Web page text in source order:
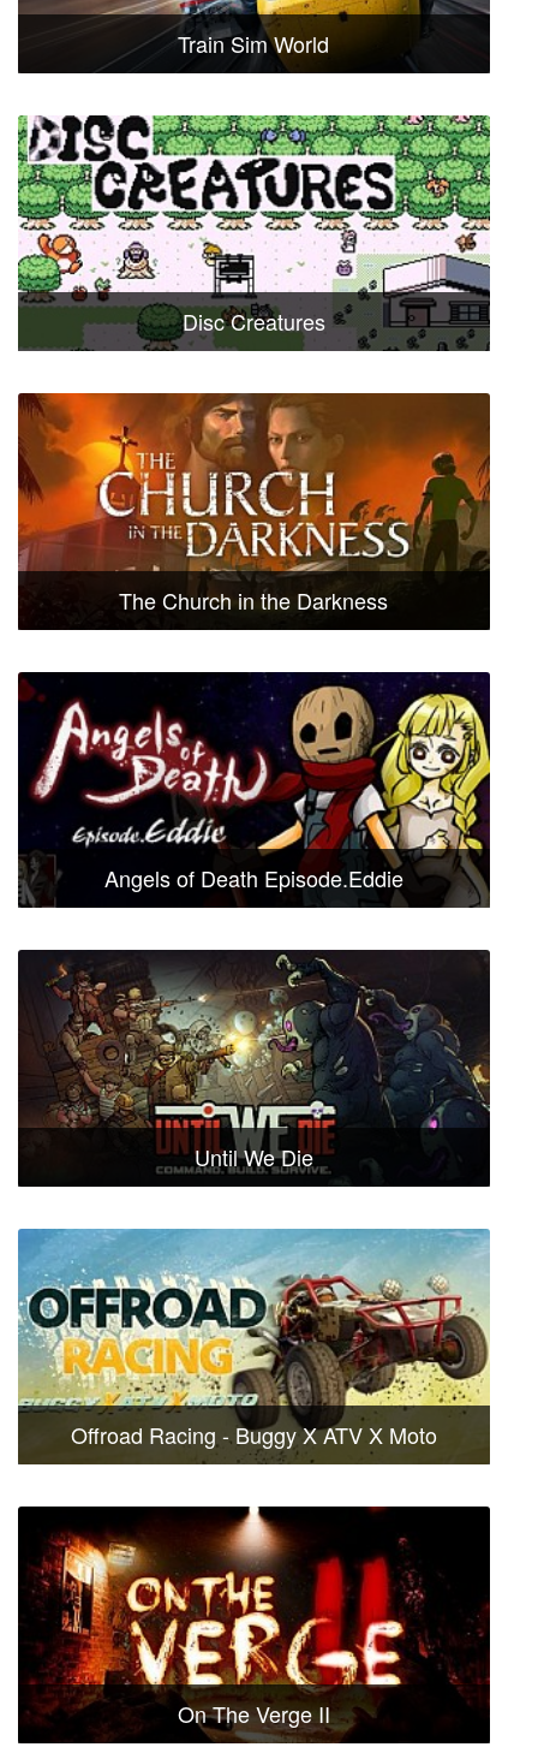
Train Sim World
Disc Creatures
The Church in the Darkness
Angels of Death Episode.Eddie
Until We Die
Offroad Racing - Buggy X ATV X Moto
On The Verge II